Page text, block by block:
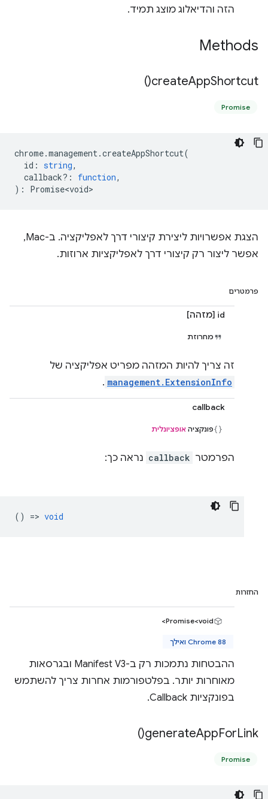
הזה והדיאלוג מוצג תמיד.
Methods
createAppShortcut(
)
Promise
chrome.management.createAppShortcut(
id : string,
callback? : function,
) : Promise<void>
הצגת אפשרויות ליצירת קיצורי דרך לאפליקציה. ב-Mac,
אפשר ליצור רק קיצורי דרך לאפליקציות ארוזות.
פרמטרים
id [מזהה]
מחרוזת
זה צריך להיות המזהה מפריט אפליקציה של
management.ExtensionInfo
.
callback
פונקציה אופציונלית
הפרמטר callback נראה כך:
() => void
החזרות
Promise<void>
Chrome 88 ואילך
ההבטחות נתמכות רק ב-Manifest V3 ובגרסאות
מאוחרות יותר. בפלטפורמות אחרות צריך להשתמש
בפונקציות Callback.
generateAppForLink(
)
Promise